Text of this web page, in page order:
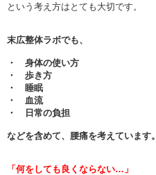
という考え方はとても大切です。
末広整体ラボでも、
・ 身体の使い方
・ 歩き方
・ 睡眠
・ 血流
・ 日常の負担
などを含めて、腰痛を考えています。
「何をしても良くならない…」